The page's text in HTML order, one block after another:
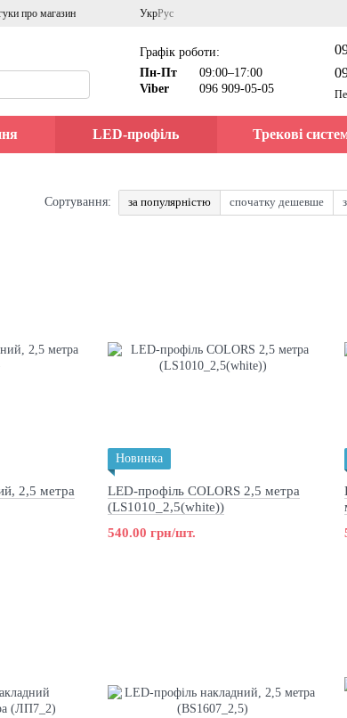
про магазин УкрРус
Графік роботи:
Пн-Пт
09:00–17:00
Viber
096 909-05-05
LED-профіль Трекові
Сортування: за популярністю спочатку дешевше
2,5 метра
Новинка
LED-профіль COLORS 2,5 метра
(LS1010_2,5(white))
540.00 грн/шт.